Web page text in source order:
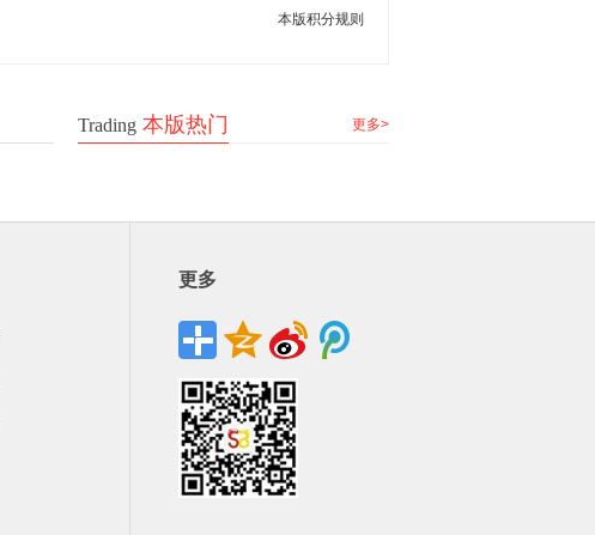
本版积分规则
Trading 本版热门 更多>
更多